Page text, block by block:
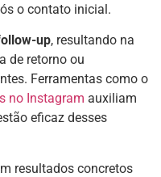
o contato inicial.
up, resultando na
de retorno ou
Ferramentas como o
no Instagram auxiliam
eficaz desses
resultados concretos